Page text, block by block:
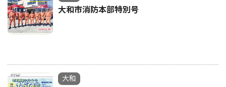
大和市消防本部特別号
大和